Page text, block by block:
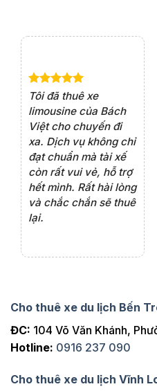
Dịch vụ cho thuê xe 7
chỗ của Bách Việt rất
chuyên nghiệp,đặc
biệt tài xế rất nhiệt
tình vui vẻ,sẽ ủng hộ
thường xuyên
Cho thuê xe du lịch Bến
ĐC: 104 Võ Văn Khánh,
Hotline: 0916 237 090
Cho thuê xe du lịch Vĩnh